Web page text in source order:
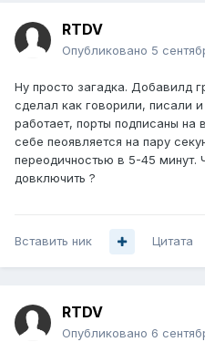
RTDV
Опубликовано 5
Ну просто загадка. Добавилд
сделал как говорили, писали
работает, порты подписаны на
себе пеоявляется на пару
переодичностью в 5-45 минут.
довключить ?
Вставить ник Цитата
RTDV
Опубликовано 6